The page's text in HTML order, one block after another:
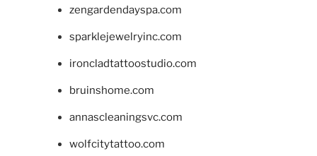
zengardendayspa.com
sparklejewelryinc.com
ironcladtattoostudio.com
bruinshome.com
annascleaningsvc.com
wolfcitytattoo.com